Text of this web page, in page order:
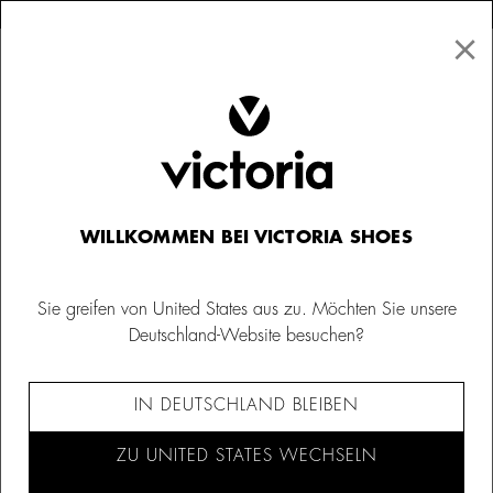
110 Anniversary Edition
×
WILLKOMMEN BEI VICTORIA SHOES
Sie greifen von United States aus zu. Möchten Sie unsere
Deutschland-Website besuchen?
IN DEUTSCHLAND BLEIBEN
ZU UNITED STATES WECHSELN